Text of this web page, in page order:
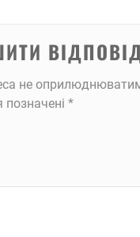
не
позначені *